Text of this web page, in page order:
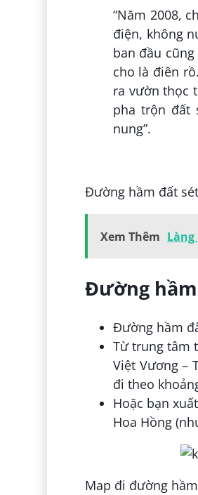
“Năm 2008,
điện, không
ban đầu
cho là điên
ra vườn thọc
pha trộn đất
nung”.
Đường hầm đất
Xem Thêm
Đường
Đường hầm
Từ trung tâm
Việt Vương –
đi theo
Hoặc bạn
Hoa Hồng
Map đi đường